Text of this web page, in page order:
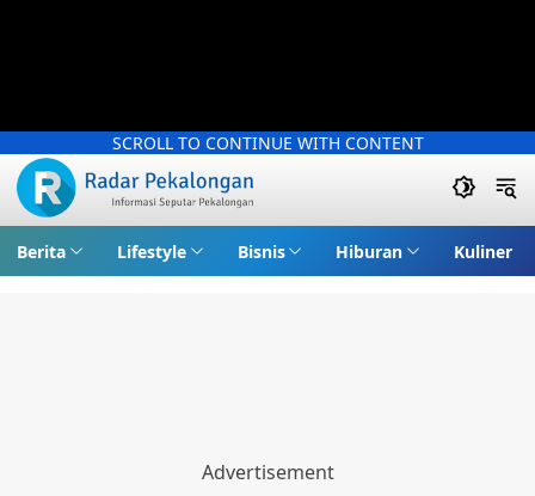
SCROLL TO CONTINUE WITH CONTENT
Berita Lifestyle Bisnis Hiburan Kuliner